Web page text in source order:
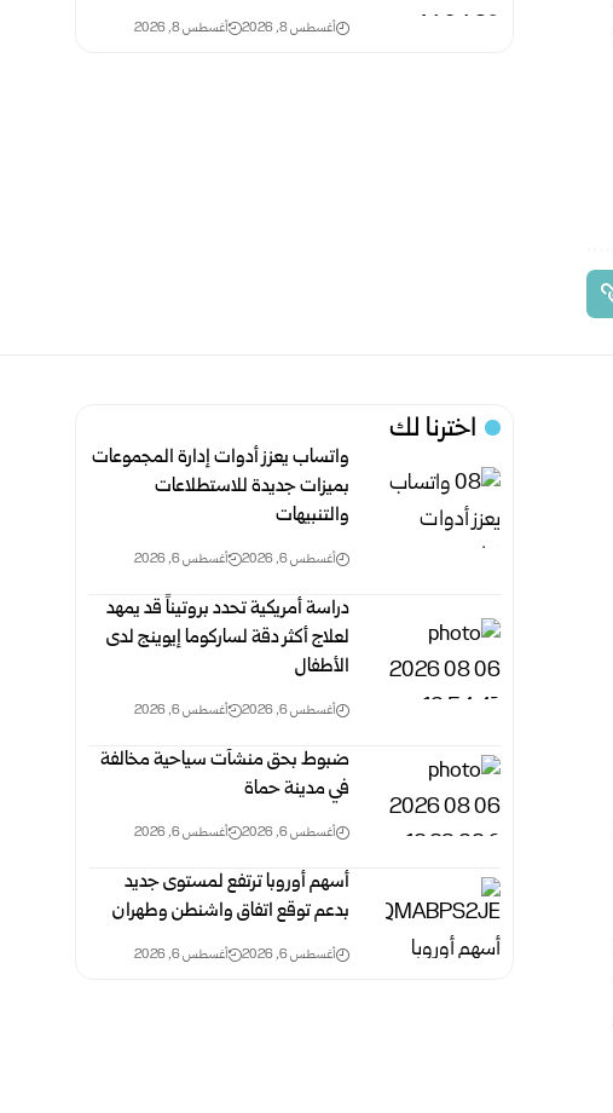
أغسطس 8, 2026 أغسطس 8, 2026
اخترنا لك
واتساب يعزز أدوات إدارة المجموعات
بميزات جديدة للاستطلاعات
والتنبيهات
أغسطس 6, 2026 أغسطس 6, 2026
دراسة أمريكية تحدد بروتيناً قد يمهد
لعلاج أكثر دقة لساركوما إيوينج لدى
الأطفال
أغسطس 6, 2026 أغسطس 6, 2026
ضبوط بحق منشآت سياحية مخالفة
في مدينة حماة
أغسطس 6, 2026 أغسطس 6, 2026
أسهم أوروبا ترتفع لمستوى جديد
بدعم توقع اتفاق واشنطن وطهران
أغسطس 6, 2026 أغسطس 6, 2026